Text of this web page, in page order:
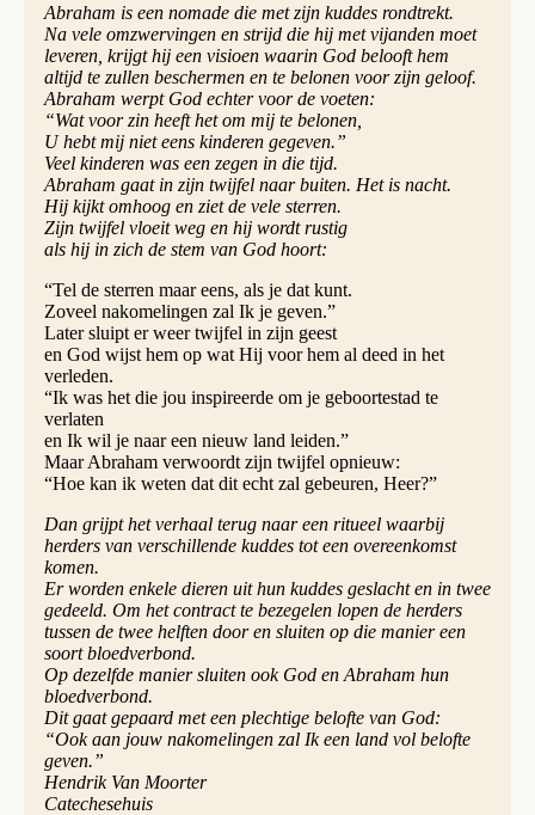
Abraham is een nomade die met zijn kuddes rondtrekt.
Na vele omzwervingen en strijd die hij met vijanden moet
leveren, krijgt hij een visioen waarin God belooft hem
altijd te zullen beschermen en te belonen voor zijn geloof.
Abraham werpt God echter voor de voeten:
“Wat voor zin heeft het om mij te belonen,
U hebt mij niet eens kinderen gegeven.”
Veel kinderen was een zegen in die tijd.
Abraham gaat in zijn twijfel naar buiten. Het is nacht.
Hij kijkt omhoog en ziet de vele sterren.
Zijn twijfel vloeit weg en hij wordt rustig
als hij in zich de stem van God hoort:
“Tel de sterren maar eens, als je dat kunt.
Zoveel nakomelingen zal Ik je geven.”
Later sluipt er weer twijfel in zijn geest
en God wijst hem op wat Hij voor hem al deed in het
verleden.
“Ik was het die jou inspireerde om je geboortestad te
verlaten
en Ik wil je naar een nieuw land leiden.”
Maar Abraham verwoordt zijn twijfel opnieuw:
“Hoe kan ik weten dat dit echt zal gebeuren, Heer?”
Dan grijpt het verhaal terug naar een ritueel waarbij
herders van verschillende kuddes tot een overeenkomst
komen.
Er worden enkele dieren uit hun kuddes geslacht en in twee
gedeeld. Om het contract te bezegelen lopen de herders
tussen de twee helften door en sluiten op die manier een
soort bloedverbond.
Op dezelfde manier sluiten ook God en Abraham hun
bloedverbond.
Dit gaat gepaard met een plechtige belofte van God:
“Ook aan jouw nakomelingen zal Ik een land vol belofte
geven.”
Hendrik Van Moorter
Catechesehuis